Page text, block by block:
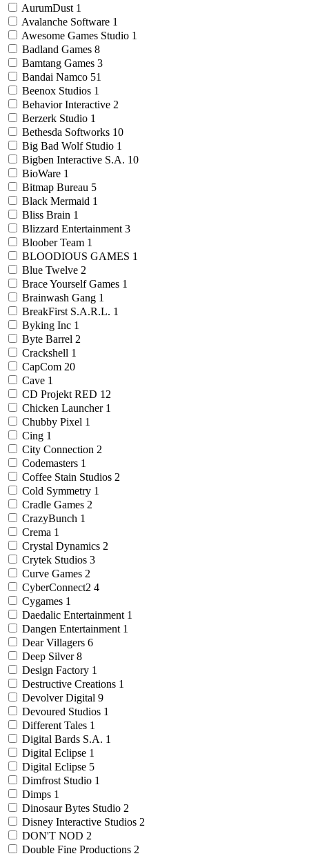
AurumDust 1
Avalanche Software 1
Awesome Games Studio 1
Badland Games 8
Bamtang Games 3
Bandai Namco 51
Beenox Studios 1
Behavior Interactive 2
Berzerk Studio 1
Bethesda Softworks 10
Big Bad Wolf Studio 1
Bigben Interactive S.A. 10
BioWare 1
Bitmap Bureau 5
Black Mermaid 1
Bliss Brain 1
Blizzard Entertainment 3
Bloober Team 1
BLOODIOUS GAMES 1
Blue Twelve 2
Brace Yourself Games 1
Brainwash Gang 1
BreakFirst S.A.R.L. 1
Byking Inc 1
Byte Barrel 2
Crackshell 1
CapCom 20
Cave 1
CD Projekt RED 12
Chicken Launcher 1
Chubby Pixel 1
Cing 1
City Connection 2
Codemasters 1
Coffee Stain Studios 2
Cold Symmetry 1
Cradle Games 2
CrazyBunch 1
Crema 1
Crystal Dynamics 2
Crytek Studios 3
Curve Games 2
CyberConnect2 4
Cygames 1
Daedalic Entertainment 1
Dangen Entertainment 1
Dear Villagers 6
Deep Silver 8
Design Factory 1
Destructive Creations 1
Devolver Digital 9
Devoured Studios 1
Different Tales 1
Digital Bards S.A. 1
Digital Eclipse 1
Digital Eclipse 5
Dimfrost Studio 1
Dimps 1
Dinosaur Bytes Studio 2
Disney Interactive Studios 2
DON'T NOD 2
Double Fine Productions 2